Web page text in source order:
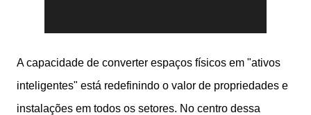
A capacidade de converter espaços físicos em "ativos
inteligentes" está redefinindo o valor de propriedades e
instalações em todos os setores. No centro dessa